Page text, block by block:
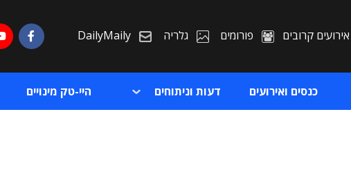
אירועים קרובים פורומים גלריה DailyMaily
כנסים ואירועים דעות וניתוחים היי-טק מינויים